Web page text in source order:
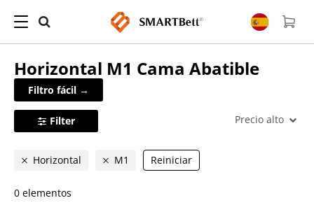
Horizontal M1 Cama Abatible
Filtro fácil →
Filter Precio alto
Horizontal M1 Reiniciar
0 elementos